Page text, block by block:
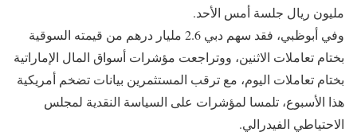
مليون ريال جلسة أمس الأحد.
وفي أبوظبي، فقد سهم دبي 2.6 مليار درهم من قيمته السوقية
بختام تعاملات الاثنين، ووتراجعت مؤشرات أسواق المال الإماراتية
بختام تعاملات اليوم، مع ترقب المستثمرين بيانات تضخم أمريكية
هذا الأسبوع، تلمسا لمؤشرات على السياسة النقدية لمجلس
الاحتياطي الفيدرالي.